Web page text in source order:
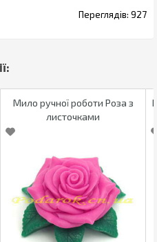
927
Мило ручної роботи Роза з
листочками